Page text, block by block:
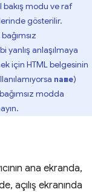
bakış modu ve raf
gösterilir.
yanlış anlaşılmaya
için HTML belgesinin
name)
modda
ana ekranda,
açılış ekranında